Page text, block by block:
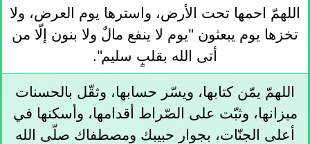
اللهمّ احمها تحت الأرض، واسترها يوم العرض، ولا
تخزها يوم يبعثون "يوم لا ينفع مالٌ ولا بنون إلّا من
أتى الله بقلبٍ سليم".
اللهمّ يمّن كتابها، ويسّر حسابها، وثقّل بالحسنات
ميزانها، وثبّت على الصّراط أقدامها، وأسكنها في
أعلى الجنّات، بجوار حبيبك ومصطفاك صلّى الله